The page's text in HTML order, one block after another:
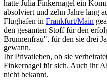
hatte Julia Finkernagel ein
absolviert und zehn Jahre lang
Flughafen in Frankfurt/Main
den gesamten Stoff für den
Brunnenfrau", für den sie drei
gewann.
Ihr Privatleben, ob sie
Finkernagel für sich. Auch ihr
nicht bekannt.